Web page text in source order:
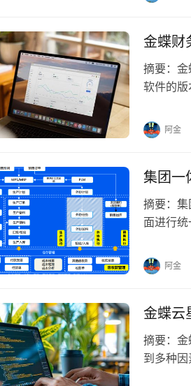
金蝶财
摘要：
软件的
阿金
集团一
摘要：
面进行
阿金
金蝶云
摘要：
到多种